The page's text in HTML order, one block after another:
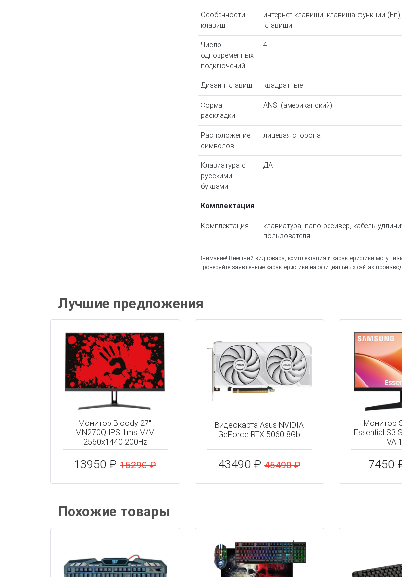
Особенности
клавиш
интернет-клавиши, клавиша функции
клавиши
Число
одновременных
подключений
4
Дизайн клавиш квадратные
Формат
раскладки
ANSI (американский)
Расположение
символов
лицевая сторона
Клавиатура с
русскими
буквами
ДА
Комплектация
Комплектация
клавиатура, nano-ресивер, кабель-
пользователя
Внимание! Внешний вид товара, комплектация и характеристики могут
Проверяйте заявленные характеристики на официальных сайтах
Лучшие предложения
Монитор Bloody 27"
MN270Q IPS 1ms M/M
2560x1440 200Hz
13950 ₽15290 ₽
Видеокарта Asus NVIDIA
GeForce RTX 5060 8Gb
43490 ₽45490 ₽
Монитор
Essential S3
VA
7450
Похожие товары